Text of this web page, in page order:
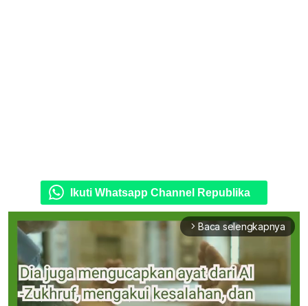
Ikuti Whatsapp Channel Republika
arrow_forward_ios Baca selengkapnya